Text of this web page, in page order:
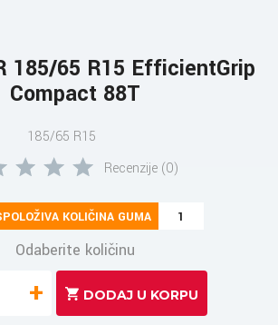
185/65 R15 EfficientGrip
Compact 88T
185/65 R15
Recenzije (0)
KOLIČINA GUMA 1
Odaberite količinu
+